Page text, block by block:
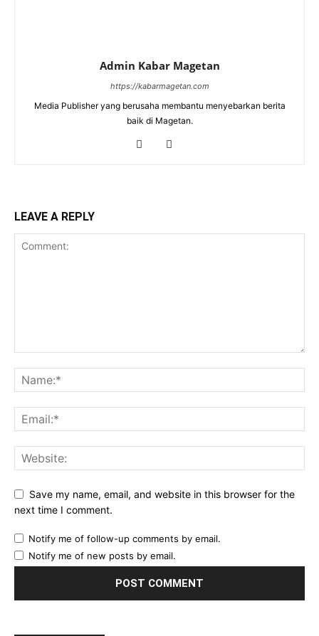
Admin Kabar Magetan
https://kabarmagetan.com
Media Publisher yang berusaha membantu menyebarkan berita
baik di Magetan.
LEAVE A REPLY
Save my name, email, and website in this browser for the
next time I comment.
Notify me of follow-up comments by email.
Notify me of new posts by email.